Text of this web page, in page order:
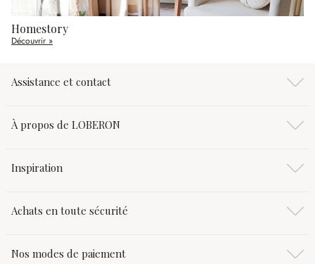
Homestory
Découvrir »
Assistance et contact
À propos de LOBERON
Inspiration
Achats en toute sécurité
Nos modes de paiement